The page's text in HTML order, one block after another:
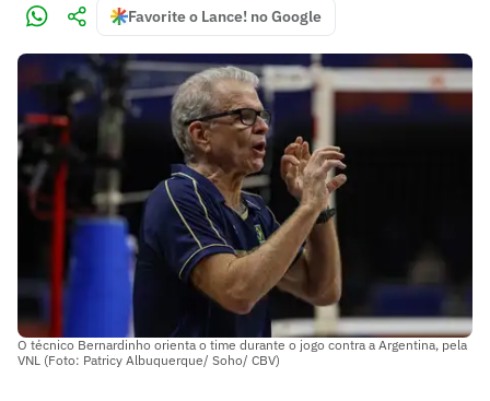
Favorite o Lance! no Google
O técnico Bernardinho orienta o time durante o jogo contra a Argentina, pela
VNL (Foto: Patricy Albuquerque/ Soho/ CBV)